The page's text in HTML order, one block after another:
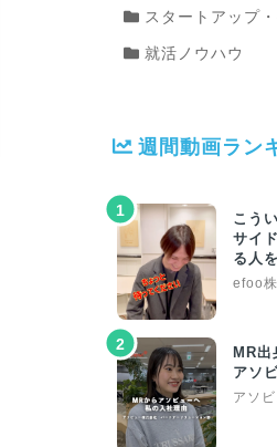
スタートアップ
就活ノウハウ
週間動画ラン
1
こう
サイ
る人
efoo
2
MR
アソ
アソ